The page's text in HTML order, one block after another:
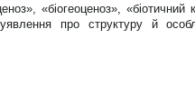
«біогеоценоз», «біотичний
про структуру й